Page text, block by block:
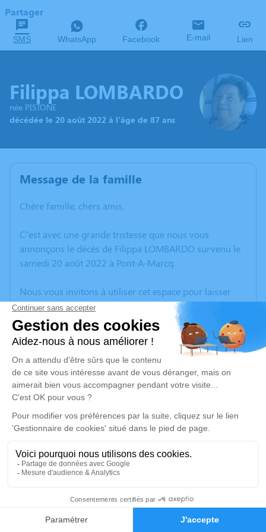
Faire-part Hommages
Partager
SMS WhatsApp Facebook E-mail Lien
Filippa LOMBARDO
née PISTONE
décédée le 20 août 2022 à l'âge de 87 ans
Message de la famille
Chère famille, chers amis,
C’est avec une grande tristesse que nous vous
annonçons le décès de Filippa LOMBARDO survenu le
samedi 20 août 2022 à Pont-A-Marcq.
Nous vous invitons à utiliser cet espace pour laisser
vos condoléances, partager des photos souvenirs, une
anecdote ou exprimer vos pensées à travers des
poèmes ou des textes. Cet endroit est un lieu
d'expression dédié à honorer la mémoire de Filippa
LOMBARDO.
Un service de plantation d’arbre hommage est
disponible ici.
Je rends hommage
Cérémonie religieuse
Église Saint Martin de Carvin
14 contour de l'église